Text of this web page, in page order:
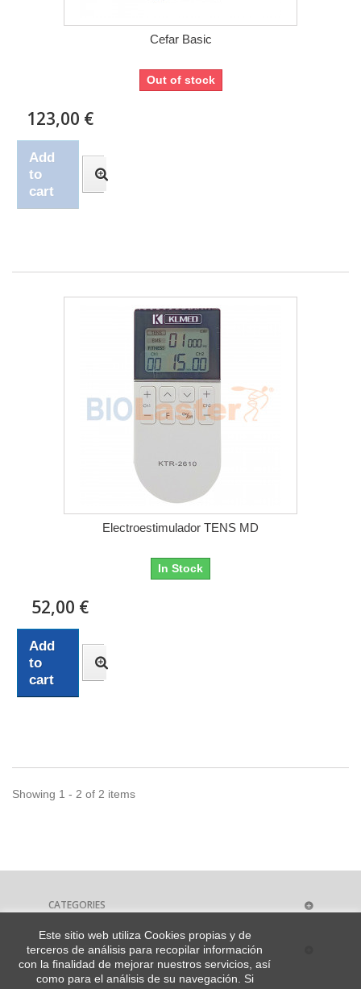
Cefar Basic
Out of stock
123,00 €
Add
to
cart
Electroestimulador TENS MD
In Stock
52,00 €
Add
to
cart
Showing 1 - 2 of 2 items
CATEGORIES
MY ACCOUNT
Este sitio web utiliza Cookies propias y de
terceros de análisis para recopilar información
con la finalidad de mejorar nuestros servicios, así
como para el análisis de su navegación. Si